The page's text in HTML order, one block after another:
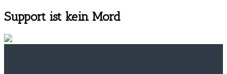
Support ist kein Mord